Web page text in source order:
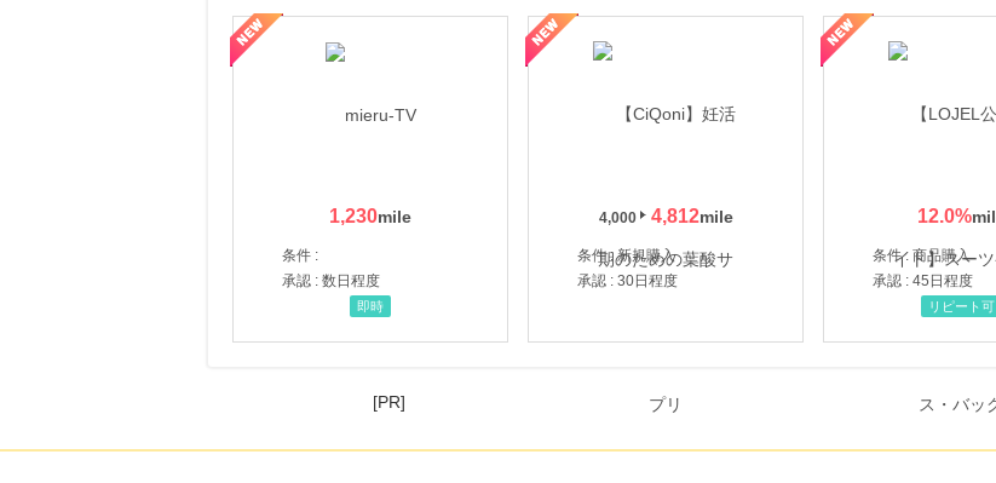
1,230
条件 :
承認 : 数日程度
即時
4,000 4,812
条件 : 新規購入
承認 : 30日程度
12.0%
条件 : 商品購入
承認 : 45日程度
【LOJEL公式サイト】スーツケース・バッグ
リピート可
【ロデオドライブ】創業70年の信頼と高価買取を実現！ブランド品・貴金属の無料査定
[PR]